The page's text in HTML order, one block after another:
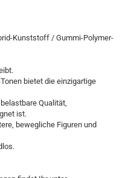
Kunststoff / Gummi-Polymer-
bietet die einzigartige
Qualität,
ist.
bewegliche Figuren und